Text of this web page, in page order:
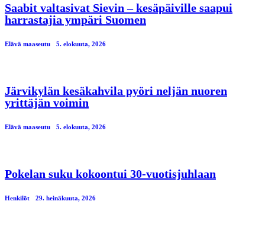
Saabit valtasivat Sievin – kesäpäiville saapui
harrastajia ympäri Suomen
Elävä maaseutu 5. elokuuta, 2026
Järvikylän kesäkahvila pyöri neljän nuoren
yrittäjän voimin
Elävä maaseutu 5. elokuuta, 2026
Pokelan suku kokoontui 30-vuotisjuhlaan
Henkilöt 29. heinäkuuta, 2026